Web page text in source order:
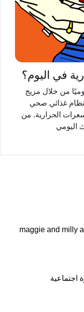
حرارية يوميًا من خلال مزيج
نظام غذائي صحي
الحرارية. من
اليومي
اجتماعية